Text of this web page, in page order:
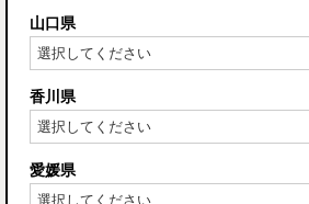
山口県
香川県
愛媛県